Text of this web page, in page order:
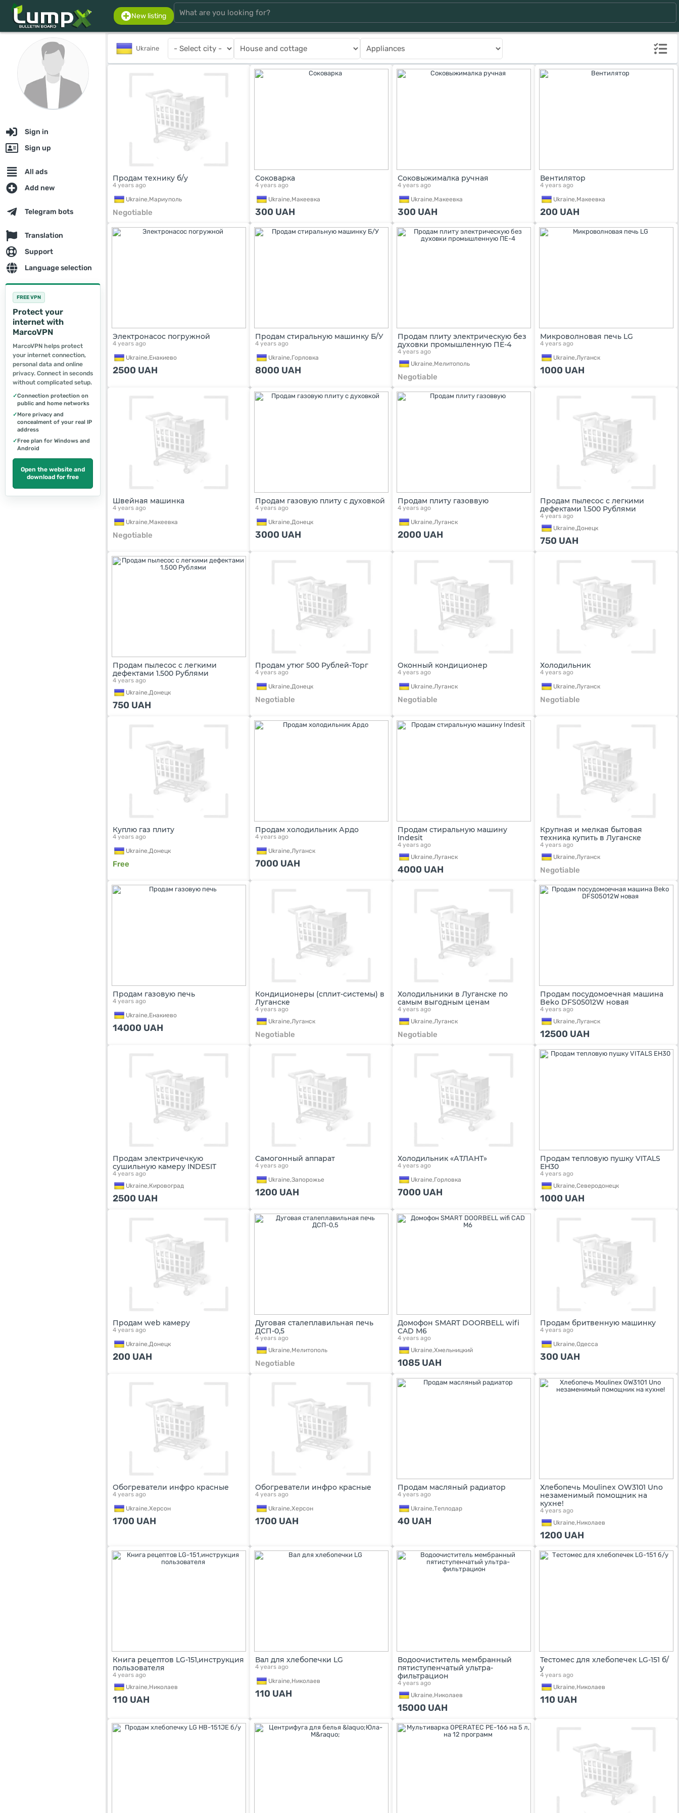
New listing
Sign in
Sign up
All ads
Add new
Telegram bots
Translation
Support
Language selection
FREE VPN
Protect your
internet with
MarcoVPN
MarcoVPN helps protect
your internet connection,
personal data and online
privacy. Connect in seconds
without complicated setup.
✓Connection protection on
public and home networks
✓More privacy and
concealment of your real IP
address
✓Free plan for Windows and
Android
Open the website and
download for free
Ukraine
Продам технику б/у
4 years ago
Ukraine,Мариуполь
Negotiable
Соковарка
4 years ago
Ukraine,Макеевка
300 UAH
Соковыжималка ручная
4 years ago
Ukraine,Макеевка
300 UAH
Вентилятор
4 years ago
Ukraine,Макеевка
200 UAH
Электронасос погружной
4 years ago
Ukraine,Енакиево
2500 UAH
Продам стиральную машинку Б/У
4 years ago
Ukraine,Горловка
8000 UAH
Продам плиту электрическую без
духовки промышленную ПЕ-4
4 years ago
Ukraine,Мелитополь
Negotiable
Микроволновая печь LG
4 years ago
Ukraine,Луганск
1000 UAH
Швейная машинка
4 years ago
Ukraine,Макеевка
Negotiable
Продам газовую плиту с духовкой
4 years ago
Ukraine,Донецк
3000 UAH
Продам плиту газоввую
4 years ago
Ukraine,Луганск
2000 UAH
Продам пылесос с легкими
дефектами 1.500 Рублями
4 years ago
Ukraine,Донецк
750 UAH
Продам пылесос с легкими
дефектами 1.500 Рублями
4 years ago
Ukraine,Донецк
750 UAH
Продам утюг 500 Рублей-Торг
4 years ago
Ukraine,Донецк
Negotiable
Оконный кондиционер
4 years ago
Ukraine,Луганск
Negotiable
Холодильник
4 years ago
Ukraine,Луганск
Negotiable
Куплю газ плиту
4 years ago
Ukraine,Донецк
Free
Продам холодильник Ардо
4 years ago
Ukraine,Луганск
7000 UAH
Продам стиральную машину
Indesit
4 years ago
Ukraine,Луганск
4000 UAH
Крупная и мелкая бытовая
техника купить в Луганске
4 years ago
Ukraine,Луганск
Negotiable
Продам газовую печь
4 years ago
Ukraine,Енакиево
14000 UAH
Кондиционеры (сплит-системы) в
Луганске
4 years ago
Ukraine,Луганск
Negotiable
Холодильники в Луганске по
самым выгодным ценам
4 years ago
Ukraine,Луганск
Negotiable
Продам посудомоечная машина
Beko DFS05012W новая
4 years ago
Ukraine,Луганск
12500 UAH
Продам электричечкую
сушильную камеру INDESIT
4 years ago
Ukraine,Кировоград
2500 UAH
Самогонный аппарат
4 years ago
Ukraine,Запорожье
1200 UAH
Холодильник «АТЛАНТ»
4 years ago
Ukraine,Горловка
7000 UAH
Продам тепловую пушку VITALS
EH30
4 years ago
Ukraine,Северодонецк
1000 UAH
Продам web камеру
4 years ago
Ukraine,Донецк
200 UAH
Дуговая сталеплавильная печь
ДСП-0,5
4 years ago
Ukraine,Мелитополь
Negotiable
Домофон SMART DOORBELL wifi
CAD M6
4 years ago
Ukraine,Хмельницкий
1085 UAH
Продам бритвенную машинку
4 years ago
Ukraine,Одесса
300 UAH
Обогреватели инфро красные
4 years ago
Ukraine,Херсон
1700 UAH
Обогреватели инфро красные
4 years ago
Ukraine,Херсон
1700 UAH
Продам масляный радиатор
4 years ago
Ukraine,Теплодар
40 UAH
Хлебопечь Moulinex OW3101 Uno
незаменимый помощник на
кухне!
4 years ago
Ukraine,Николаев
1200 UAH
Книга рецептов LG-151,инструкция
пользователя
4 years ago
Ukraine,Николаев
110 UAH
Вал для хлебопечки LG
4 years ago
Ukraine,Николаев
110 UAH
Водоочиститель мембранный
пятиступенчатый ультра-
фильтрацион
4 years ago
Ukraine,Николаев
15000 UAH
Тестомес для хлебопечек LG-151 б/
у
4 years ago
Ukraine,Николаев
110 UAH